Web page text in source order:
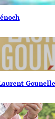
Gounelle